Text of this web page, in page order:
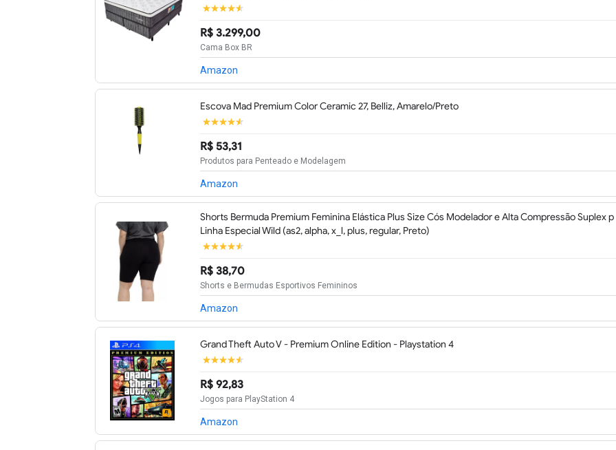
R$ 3.299,00
Cama Box BR
Amazon
Escova Mad Premium Color Ceramic 27, Belliz, Amarelo/Preto
R$ 53,31
Produtos para Penteado e Modelagem
Amazon
Shorts Bermuda Premium Feminina Elástica Plus Size Cós Modelador e Alta Compressão Suplex
Linha Especial Wild (as2, alpha, x_l, plus, regular, Preto)
R$ 38,70
Shorts e Bermudas Esportivos Femininos
Amazon
Grand Theft Auto V - Premium Online Edition - Playstation 4
R$ 92,83
Jogos para PlayStation 4
Amazon